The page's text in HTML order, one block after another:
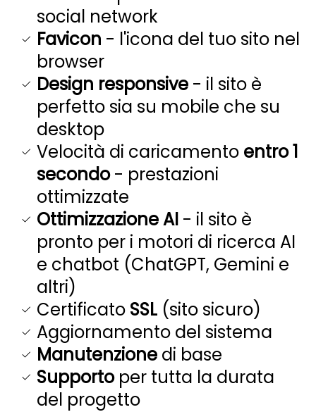
social network
Favicon - l'icona del tuo sito nel
browser
Design responsive - il sito è
perfetto sia su mobile che su
desktop
Velocità di caricamento entro 1
secondo- prestazioni
ottimizzate
Ottimizzazione AI - il sito è
pronto per i motori di ricerca AI
e chatbot (ChatGPT, Gemini e
altri)
Certificato SSL (sito sicuro)
Aggiornamento del sistema
Manutenzione di base
Supportoper tutta la durata
del progetto